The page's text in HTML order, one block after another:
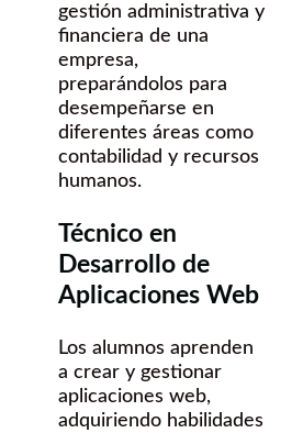
gestión administrativa y
financiera de una
empresa,
preparándolos para
desempeñarse en
diferentes áreas como
contabilidad y recursos
humanos.
Técnico en
Desarrollo de
Aplicaciones Web
Los alumnos aprenden
a crear y gestionar
aplicaciones web,
adquiriendo habilidades